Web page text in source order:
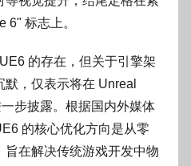
6" 标志上。
的存在，但关于引擎架
，仅表示将在 Unreal
步披露。根据国内外媒体
的核心优化方向是从零
在解决传统游戏开发中物